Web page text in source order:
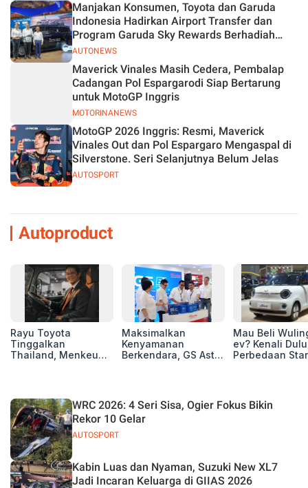
AUTONEWS
Manjakan Konsumen, Toyota dan Garuda
Indonesia Hadirkan Airport Transfer dan
Program Garuda Sky Rewards Berhadiah
Hybrid EV
MOTORINANEWS
Maverick Vinales Masih Cedera, Pembalap
Cadangan Pol Espargarodi Siap Bertarung
untuk MotoGP Inggris
AUTOSPORT
MotoGP 2026 Inggris: Resmi, Maverick
Vinales Out dan Pol Espargaro Mengaspal di
Silverstone. Seri Selanjutnya Belum Jelas
Autoproduct
Rayu Toyota
Tinggalkan
Thailand, Menkeu
Basis Produksi
ASEAN
Maksimalkan
Kenyamanan
Berkendara, GS Astra
2026
Mau Beli
ev? Kenali Dulu
Perbedaan
AUTOSPORT
WRC 2026: 4 Seri Sisa, Ogier Fokus Bikin
Rekor 10 Gelar
Kabin Luas dan Nyaman, Suzuki New XL7
Jadi Incaran Keluarga di GIIAS 2026